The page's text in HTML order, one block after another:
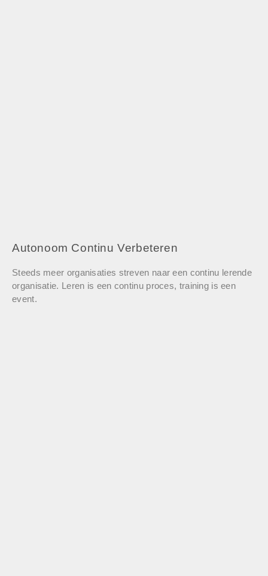
Autonoom Continu Verbeteren
Steeds meer organisaties streven naar een continu lerende
organisatie. Leren is een continu proces, training is een
event.